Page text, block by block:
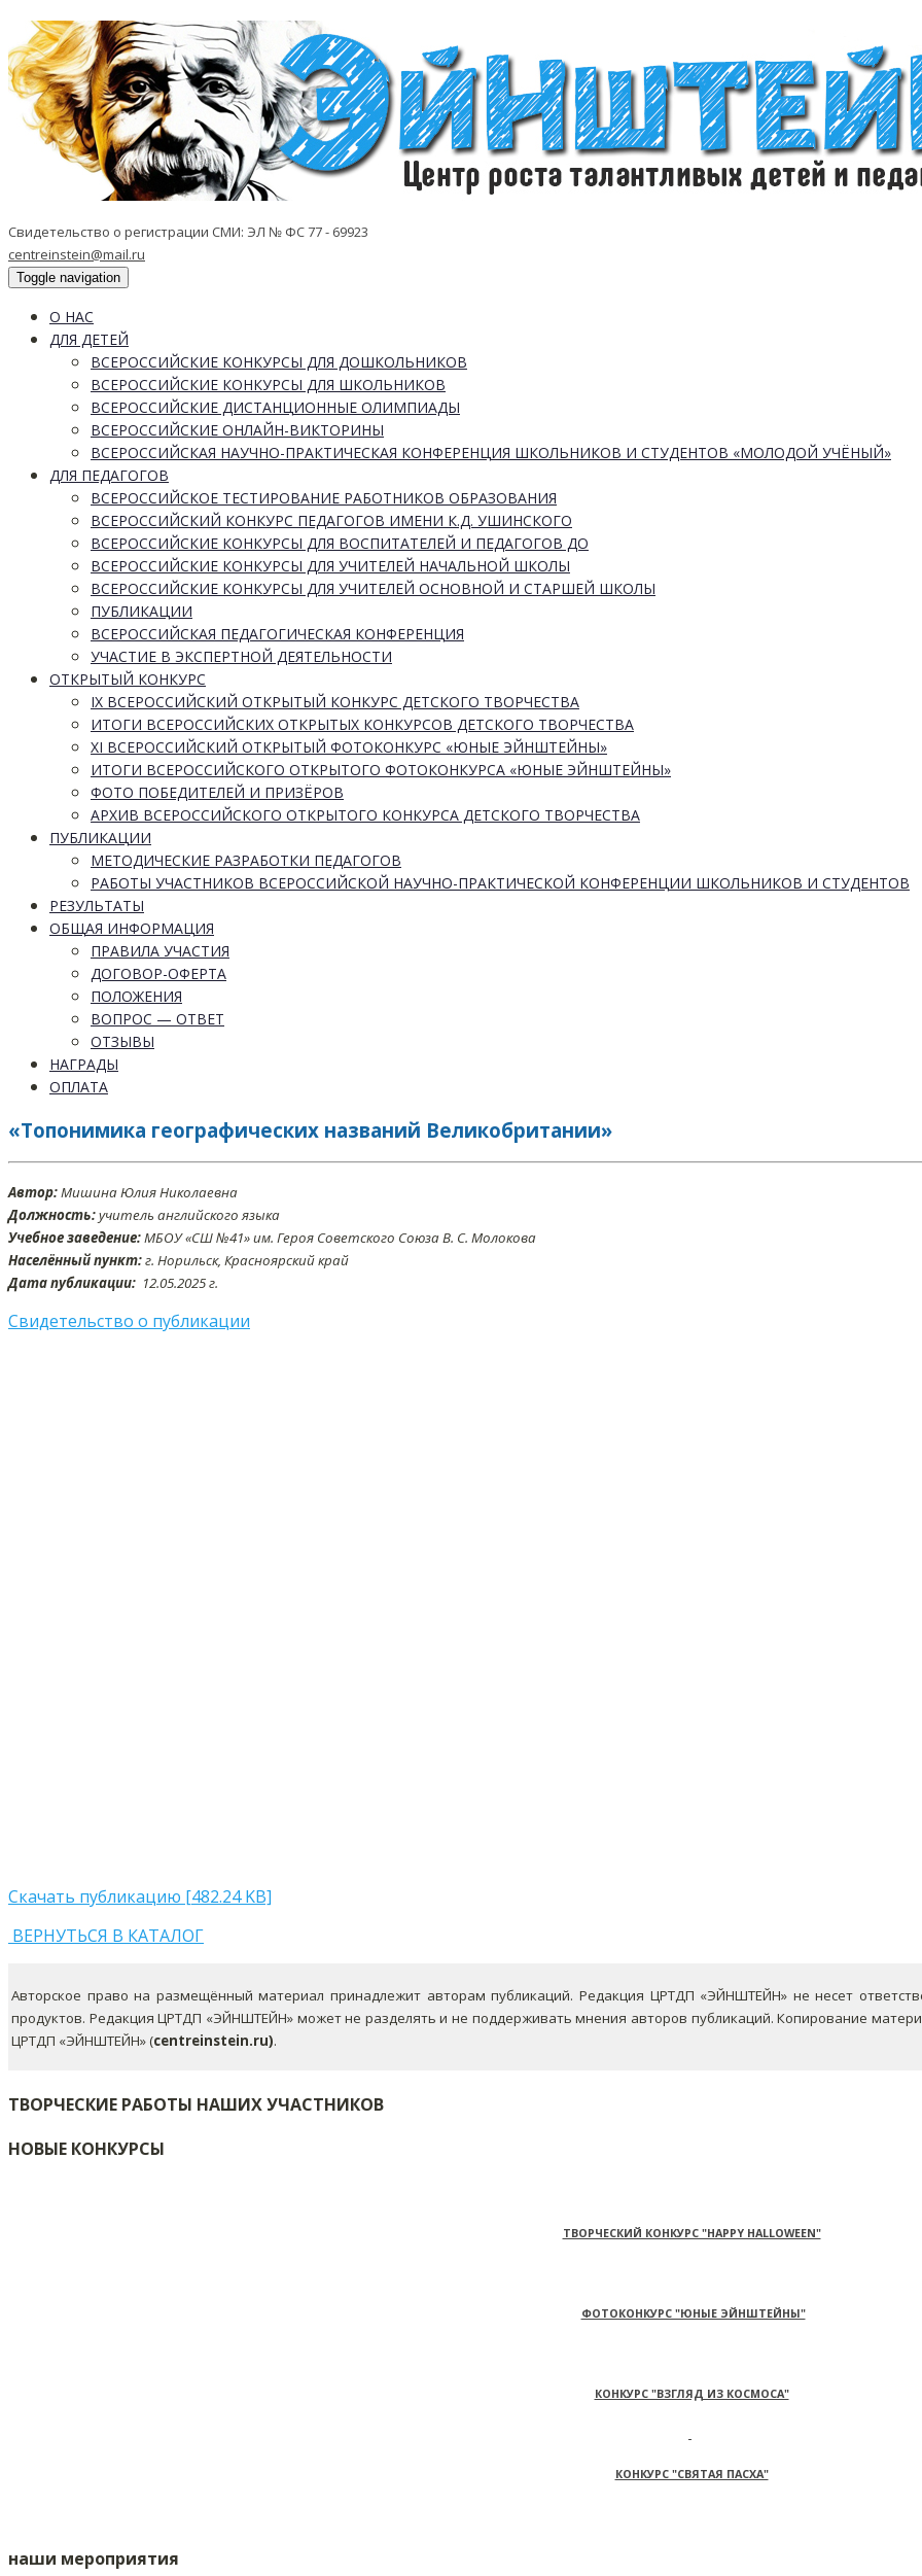
Свидетельство о регистрации СМИ: ЭЛ № ФС 77 - 69923
centreinstein@mail.ru
Toggle navigation
О НАС
ДЛЯ ДЕТЕЙ
ВСЕРОССИЙСКИЕ КОНКУРСЫ ДЛЯ ДОШКОЛЬНИКОВ
ВСЕРОССИЙСКИЕ КОНКУРСЫ ДЛЯ ШКОЛЬНИКОВ
ВСЕРОССИЙСКИЕ ДИСТАНЦИОННЫЕ ОЛИМПИАДЫ
ВСЕРОССИЙСКИЕ ОНЛАЙН-ВИКТОРИНЫ
ВСЕРОССИЙСКАЯ НАУЧНО-ПРАКТИЧЕСКАЯ КОНФЕРЕНЦИЯ ШКОЛЬНИКОВ И СТУДЕНТОВ «МОЛОДОЙ УЧЁНЫЙ»
ДЛЯ ПЕДАГОГОВ
ВСЕРОССИЙСКОЕ ТЕСТИРОВАНИЕ РАБОТНИКОВ ОБРАЗОВАНИЯ
ВСЕРОССИЙСКИЙ КОНКУРС ПЕДАГОГОВ ИМЕНИ К.Д. УШИНСКОГО
ВСЕРОССИЙСКИЕ КОНКУРСЫ ДЛЯ ВОСПИТАТЕЛЕЙ И ПЕДАГОГОВ ДО
ВСЕРОССИЙСКИЕ КОНКУРСЫ ДЛЯ УЧИТЕЛЕЙ НАЧАЛЬНОЙ ШКОЛЫ
ВСЕРОССИЙСКИЕ КОНКУРСЫ ДЛЯ УЧИТЕЛЕЙ ОСНОВНОЙ И СТАРШЕЙ ШКОЛЫ
ПУБЛИКАЦИИ
ВСЕРОССИЙСКАЯ ПЕДАГОГИЧЕСКАЯ КОНФЕРЕНЦИЯ
УЧАСТИЕ В ЭКСПЕРТНОЙ ДЕЯТЕЛЬНОСТИ
ОТКРЫТЫЙ КОНКУРС
IX ВСЕРОССИЙСКИЙ ОТКРЫТЫЙ КОНКУРС ДЕТСКОГО ТВОРЧЕСТВА
ИТОГИ ВСЕРОССИЙСКИХ ОТКРЫТЫХ КОНКУРСОВ ДЕТСКОГО ТВОРЧЕСТВА
XI ВСЕРОССИЙСКИЙ ОТКРЫТЫЙ ФОТОКОНКУРС «ЮНЫЕ ЭЙНШТЕЙНЫ»
ИТОГИ ВСЕРОССИЙСКОГО ОТКРЫТОГО ФОТОКОНКУРСА «ЮНЫЕ ЭЙНШТЕЙНЫ»
ФОТО ПОБЕДИТЕЛЕЙ И ПРИЗЁРОВ
АРХИВ ВСЕРОССИЙСКОГО ОТКРЫТОГО КОНКУРСА ДЕТСКОГО ТВОРЧЕСТВА
ПУБЛИКАЦИИ
МЕТОДИЧЕСКИЕ РАЗРАБОТКИ ПЕДАГОГОВ
РАБОТЫ УЧАСТНИКОВ ВСЕРОССИЙСКОЙ НАУЧНО-ПРАКТИЧЕСКОЙ КОНФЕРЕНЦИИ ШКОЛЬНИКОВ И СТУДЕНТОВ
РЕЗУЛЬТАТЫ
ОБЩАЯ ИНФОРМАЦИЯ
ПРАВИЛА УЧАСТИЯ
ДОГОВОР-ОФЕРТА
ПОЛОЖЕНИЯ
ВОПРОС — ОТВЕТ
ОТЗЫВЫ
НАГРАДЫ
ОПЛАТА
«Топонимика географических названий Великобритании»
Автор:Мишина Юлия Николаевна
Должность:учитель английского языка
Учебное заведение:МБОУ «СШ №41» им. Героя Советского Союза В. С. Молокова
Населённый пункт:г. Норильск, Красноярский край
Дата публикации: 12.05.2025 г.
Свидетельство о публикации
Скачать публикацию [482.24 KB]
ВЕРНУТЬСЯ В КАТАЛОГ
Авторское право на размещённый материал принадлежит авторам публикаций. Редакция ЦРТДП «ЭЙНШТЕЙН» не несет
продуктов. Редакция ЦРТДП «ЭЙНШТЕЙН» может не разделять и не поддерживать мнения авторов публикаций.Копирование
ЦРТДП «ЭЙНШТЕЙН» (centreinstein.ru).
ТВОРЧЕСКИЕ РАБОТЫ НАШИХ УЧАСТНИКОВ
НОВЫЕ КОНКУРСЫ
ТВОРЧЕСКИЙ КОНКУРС "HAPPY HALLOWEEN"
ФОТОКОНКУРС "ЮНЫЕ ЭЙНШТЕЙНЫ"
КОНКУРС "ВЗГЛЯД ИЗ КОСМОСА"
КОНКУРС "СВЯТАЯ ПАСХА"
наши мероприятия